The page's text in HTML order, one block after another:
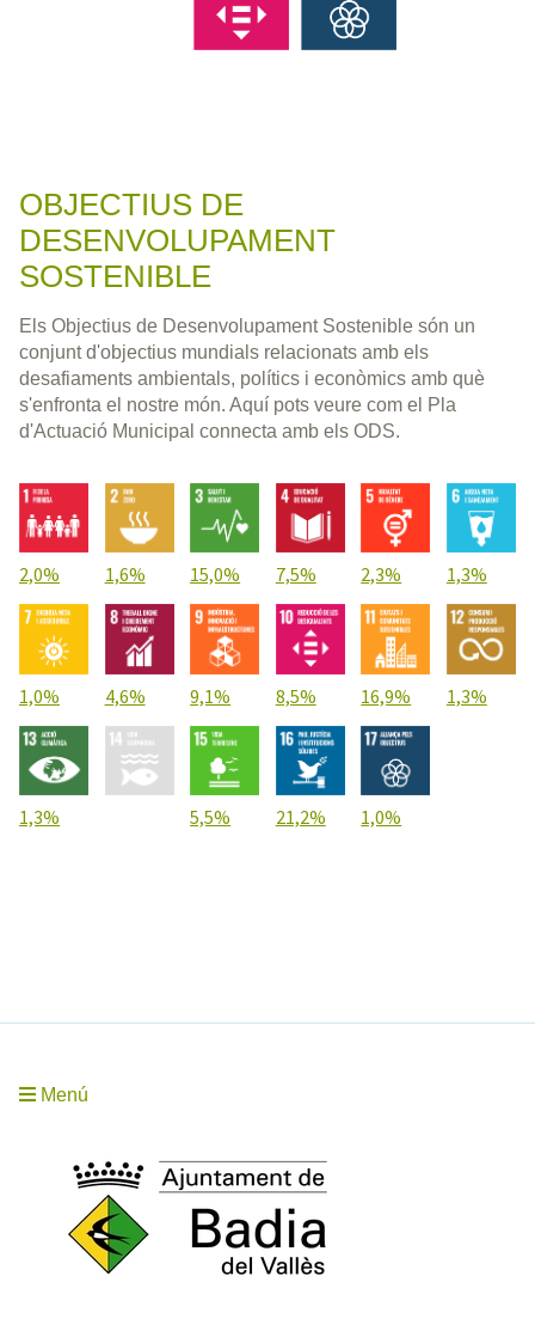
locutades i de lectura accessible per a
facilitar la comprensió de tota la
OBJECTIUS DE
DESENVOLUPAMENT
SOSTENIBLE
Els Objectius de Desenvolupament Sostenible són un
conjunt d'objectius mundials relacionats amb els
desafiaments ambientals, polítics i econòmics amb què
s'enfronta el nostre món. Aquí pots veure com el Pla
d'Actuació Municipal connecta amb els ODS.
2,0% 1,6% 15,0% 7,5% 2,3% 1,3%
1,0% 4,6% 9,1% 8,5% 16,9% 1,3%
1,3% 5,5% 21,2% 1,0%
Menú